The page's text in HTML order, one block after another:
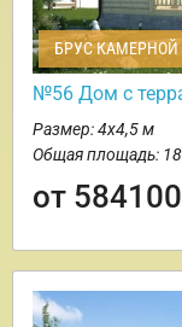
БРУС КАМЕРНОЙ
№56 Дом с
Размер: 4х4,5 м
Общая площадь: 18
от 584100